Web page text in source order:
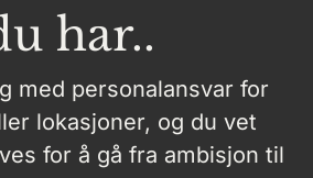
har..
med personalansvar for
lokasjoner, og du vet
for å gå fra ambisjon til